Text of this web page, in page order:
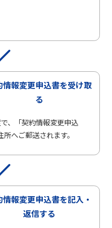
情報変更申込書を受け取
る
、「契約情報変更申込
へご郵送されます。
情報変更申込書を記入・
返信する